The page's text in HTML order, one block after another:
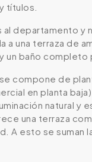
títulos.
al departamento
a una terraza de
un baño completo
compone de
en planta
natural y
una terraza
A esto se